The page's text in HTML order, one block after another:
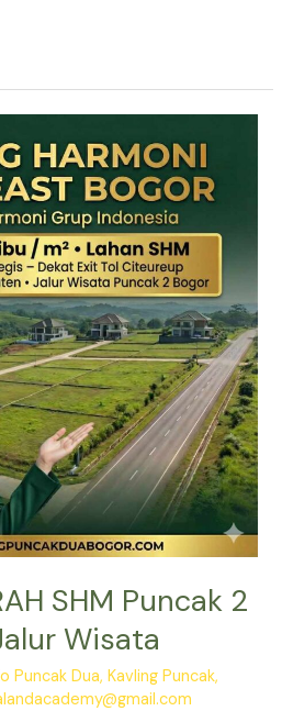
SHM Puncak 2
Wisata
Puncak Dua,Kavling Puncak,